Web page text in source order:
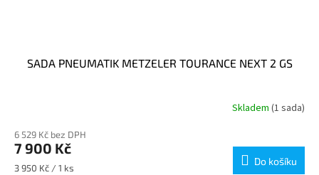
SADA PNEUMATIK METZELER TOURANCE NEXT 2 GS
Skladem (1 sada)
6 529 Kč bez DPH
7 900 Kč
Měrná
3 950 Kč / 1 ks
Do košíku